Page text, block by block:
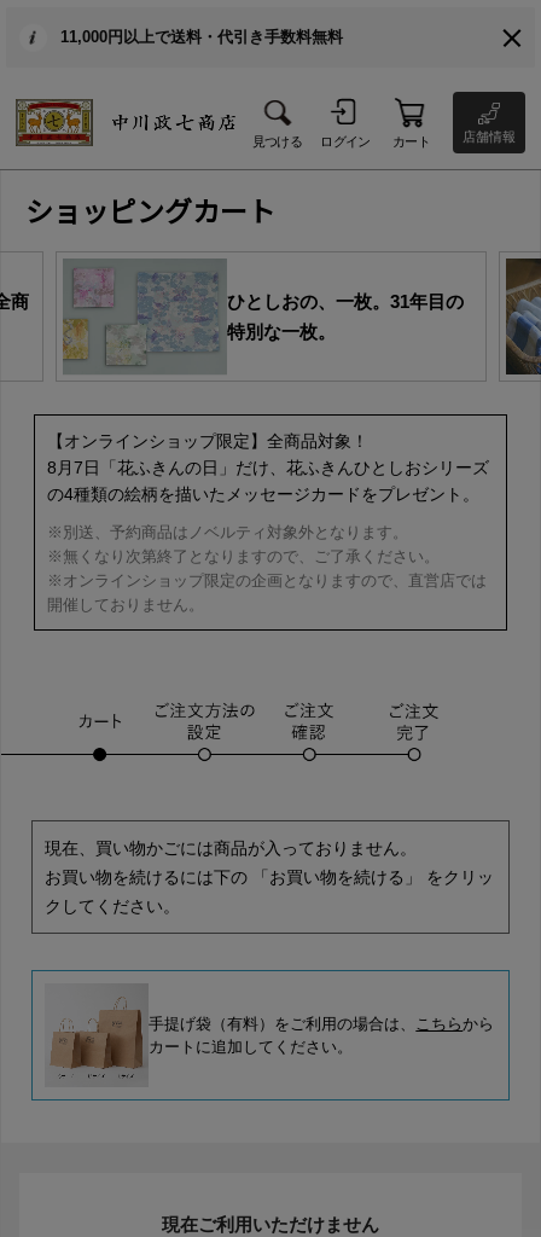
11,000円以上で送料・代引き手数料無料
見つける ログイン カート 店舗情報
ショッピングカート
商
ひとしおの、一枚。31年目の
特別な一枚。
【オンラインショップ限定】全商品対象！
8月7日「花ふきんの日」だけ、花ふきんひとしおシリーズ
の4種類の絵柄を描いたメッセージカードをプレゼント。
※別送、予約商品はノベルティ対象外となります。
※無くなり次第終了となりますので、ご了承ください。
※オンラインショップ限定の企画となりますので、直営店では
開催しておりません。
現在、買い物かごには商品が入っておりません。
お買い物を続けるには下の 「お買い物を続ける」 をクリッ
クしてください。
手提げ袋（有料）をご利用の場合は、 こちらから
カートに追加してください。
現在ご利用いただけません